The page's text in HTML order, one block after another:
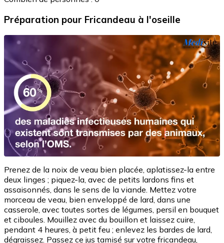
Préparation pour Fricandeau à l'oseille
Prenez de la noix de veau bien placée, aplatissez-la entre
deux linges ; piquez-la, avec de petits lardons fins et
assaisonnés, dans le sens de la viande. Mettez votre
morceau de veau, bien enveloppé de lard, dans une
casserole, avec toutes sortes de légumes, persil en bouquet
et ciboules. Mouillez avec du bouillon et laissez cuire,
pendant 4 heures, à petit feu ; enlevez les bardes de lard,
dégraissez. Passez ce jus tamisé sur votre fricandeau,